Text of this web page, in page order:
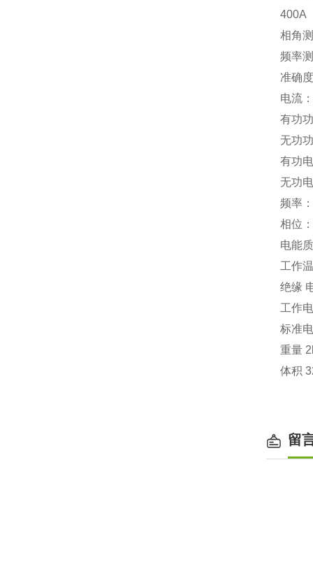
400A
相角
频率
准确度
电流
有功
无功
有功
无功
频率
相位
电能
工作
绝缘
工作
标准
重量
体积
留